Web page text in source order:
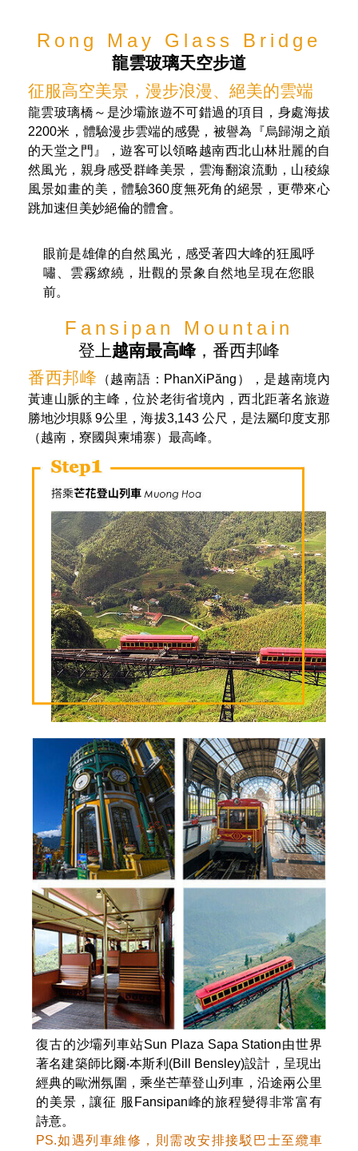
Rong May Glass Bridge
龍雲玻璃天空步道
征服高空美景，漫步浪漫、絕美的雲端
龍雲玻璃橋～是沙壩旅遊不可錯過的項目，身處海拔
2200米，體驗漫步雲端的感覺，被譽為『烏歸湖之巔
的天堂之門』，遊客可以領略越南西北山林壯麗的自
然風光，親身感受群峰美景，雲海翻滾流動，山稜線
風景如畫的美，體驗360度無死角的絕景，更帶來心
跳加速但美妙絕倫的體會。
眼前是雄偉的自然風光，感受著四大峰的狂風呼
嘯、雲霧繚繞，壯觀的景象自然地呈現在您眼
前。
Fansipan Mountain
登上越南最高峰，番西邦峰
番西邦峰（越南語：PhanXiPăng），是越南境內
黃連山脈的主峰，位於老街省境內，西北距著名旅遊
勝地沙垻縣 9公里，海拔3,143 公尺，是法屬印度支那
（越南，寮國與柬埔寨）最高峰。